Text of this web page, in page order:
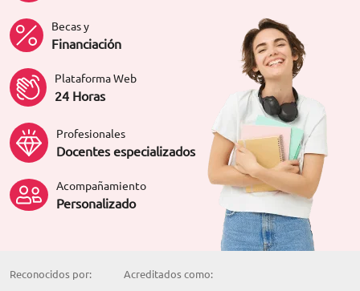
Becas y
Financiación
Plataforma Web
24 Horas
Profesionales
Docentes especializados
Acompañamiento
Personalizado
Reconocidos por: Acreditados como: